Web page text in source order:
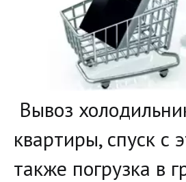
Вывоз
квартиры, спуск с
также погрузка в